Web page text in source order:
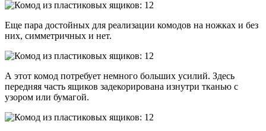
Еще пара достойных для реализации комодов на ножках и без
них, симметричных и нет.
А этот комод потребует немного больших усилий. Здесь
передняя часть ящиков задекорирована изнутри тканью с
узором или бумагой.